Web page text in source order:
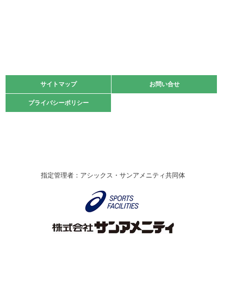
緑ケ丘体育館
2021.10.23
卓球選手権大会ラージボールの部開催☆
伊丹市総合体育大会 バレーボール大会が開催されました
なわとびイベントを開催しました！
サイトマップ お問い合せ
プライバシーポリシー
サイトマップ お問い合せ
プライバシーポリシー
指定管理者：アシックス・サンアメニティ共同体